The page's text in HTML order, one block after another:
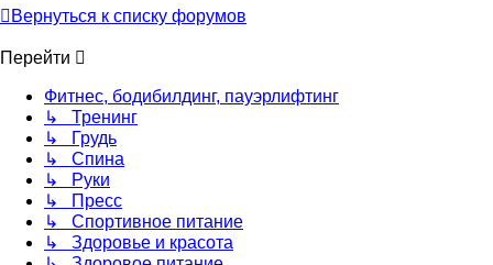
Вернуться к списку форумов
Перейти
Фитнес, бодибилдинг, пауэрлифтинг
↳ Тренинг
↳ Грудь
↳ Спина
↳ Руки
↳ Пресс
↳ Спортивное питание
↳ Здоровье и красота